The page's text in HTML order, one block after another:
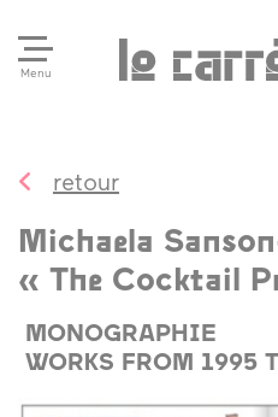
Menu
retour
Michaela
« The Cocktail
MONOGRAPHIE
WORKS FROM 1995